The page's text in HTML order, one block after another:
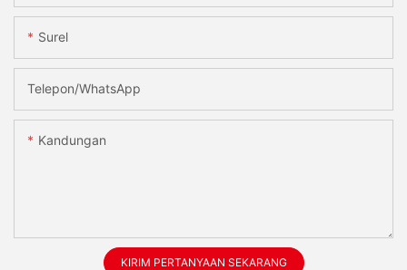
Surel
Telepon/WhatsApp
Kandungan
KIRIM PERTANYAAN SEKARANG